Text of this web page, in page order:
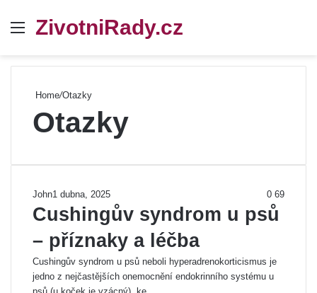
Menu
ZivotniRady.cz
Home/Otazky
Otazky
John1 dubna, 2025 0 69
Cushingův syndrom u psů
– příznaky a léčba
Cushingův syndrom u psů neboli hyperadrenokorticismus je
jedno z nejčastějších onemocnění endokrinního systému u